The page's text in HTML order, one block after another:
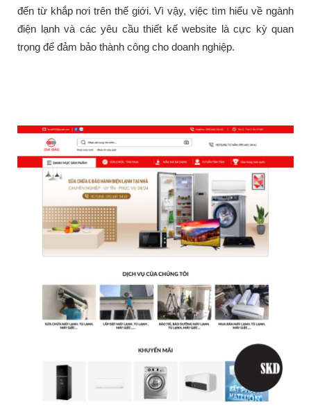
đến từ khắp nơi trên thế giới. Vì vậy, việc tìm hiểu về ngành
điện lạnh và các yêu cầu thiết kế website là cực kỳ quan
trọng để đảm bảo thành công cho doanh nghiệp.